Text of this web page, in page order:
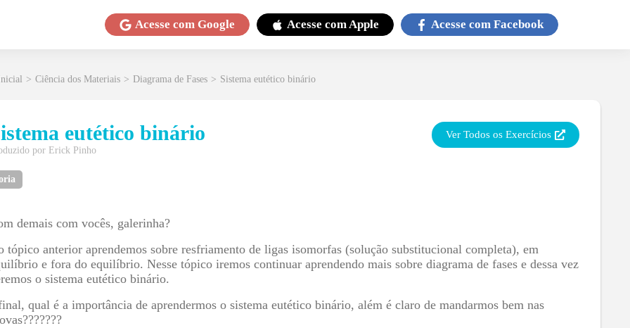
Acesse com Google Acesse comApple Acesse com Facebook
> Ciência dos Materiais > Diagrama de Fases > Sistema eutético binário
eutético binário
por Erick Pinho
Ver Todos os Exercícios
demais com vocês, galerinha?
tópico anterior aprendemos sobre resfriamento de ligas isomorfas (solução substitucional completa), em
e fora do equilíbrio. Nesse tópico iremos continuar aprendendo mais sobre diagrama de fases e dessa vez
o sistema eutético binário.
qual é a importância de aprendermos o sistema eutético binário, além é claro de mandarmos bem nas